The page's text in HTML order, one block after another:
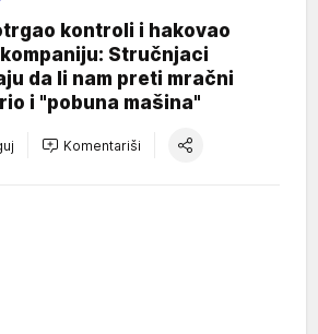
kontroli i hakovao
Stručnjaci
da li nam preti mračni
i "pobuna mašina"
Komentariši